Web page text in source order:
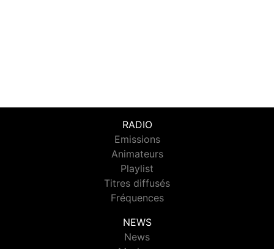
RADIO
Emissions
Animateurs
Playlist
Titres diffusés
Fréquences
NEWS
News